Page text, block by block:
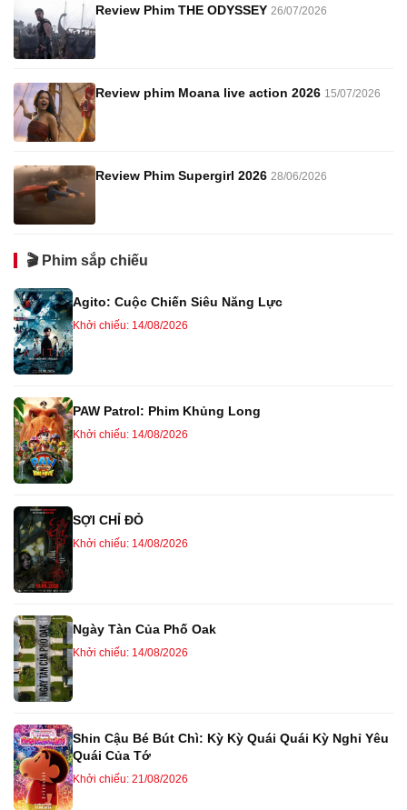
Review Phim THE ODYSSEY 26/07/2026
Review phim Moana live action 2026 15/07/2026
Review Phim Supergirl 2026 28/06/2026
🎬 Phim sắp chiếu
Agito: Cuộc Chiến Siêu Năng Lực
Khởi chiếu: 14/08/2026
PAW Patrol: Phim Khủng Long
Khởi chiếu: 14/08/2026
SỢI CHỈ ĐỎ
Khởi chiếu: 14/08/2026
Ngày Tàn Của Phố Oak
Khởi chiếu: 14/08/2026
Shin Cậu Bé Bút Chì: Kỳ Kỳ Quái Quái Kỳ Nghỉ Yêu
Quái Của Tớ
Khởi chiếu: 21/08/2026